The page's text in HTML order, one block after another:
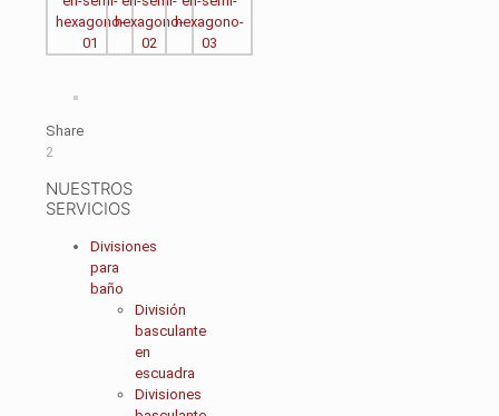
Share
2
NUESTROS
SERVICIOS
Divisiones
para
baño
División
basculante
en
escuadra
Divisiones